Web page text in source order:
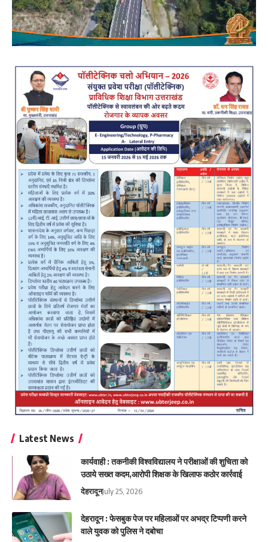
Latest News
कार्यवाही : तकनीकी विश्वविद्यालय ने परीक्षाओं की शुचिता को
उठाये सख्त कदम,आरोपी शिक्षक के खिलाफ कठोर कार्रवाई
देहरादूनJuly 25, 2026
देहरादून : फेसबुक पेज पर महिलाओं पर अभद्र टिप्पणी करने
वाले युवक को पुलिस ने दबोचा